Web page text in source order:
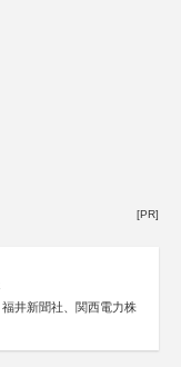
[PR]
井新聞社、関西電力株